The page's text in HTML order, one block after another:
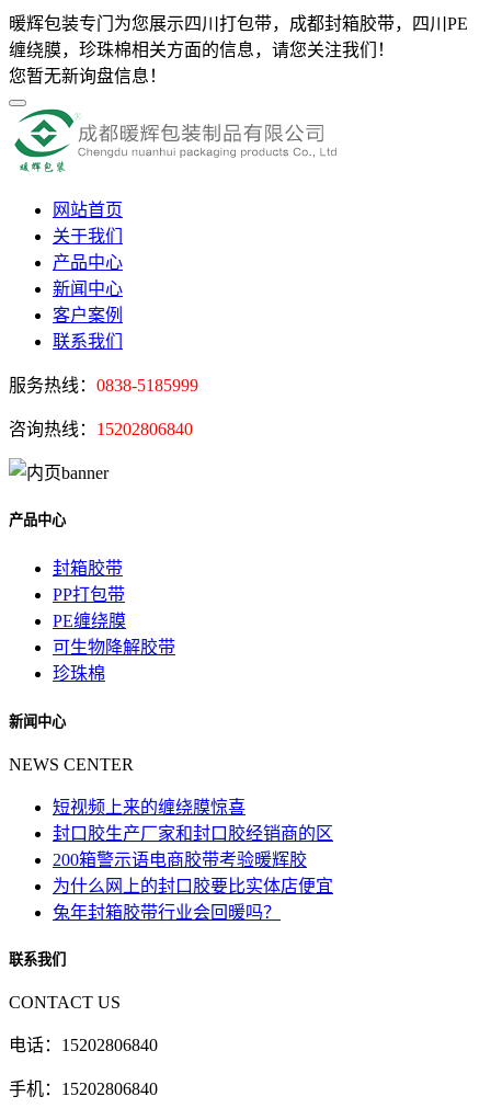
暖辉包装专门为您展示四川打包带，成都封箱胶带，四川PE
缠绕膜，珍珠棉相关方面的信息，请您关注我们！
您暂无新询盘信息！
网站首页
关于我们
产品中心
新闻中心
客户案例
联系我们
服务热线： 0838-5185999
咨询热线： 15202806840
产品中心
封箱胶带
PP打包带
PE缠绕膜
可生物降解胶带
珍珠棉
新闻中心
NEWS CENTER
短视频上来的缠绕膜惊喜
封口胶生产厂家和封口胶经销商的区
200箱警示语电商胶带考验暖辉胶
为什么网上的封口胶要比实体店便宜
兔年封箱胶带行业会回暖吗？
联系我们
CONTACT US
电话：15202806840
手机：15202806840